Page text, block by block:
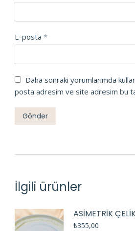
E-posta *
Daha sonraki yorumlarımda
posta adresim ve site adresim bu
İlgili ürünler
ASİMETRİK
₺355,00